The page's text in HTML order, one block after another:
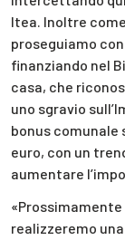
Itea. Inoltre
proseguiamo
finanziando nel
casa, che
uno sgravio
bonus comunale
euro, con un
aumentare
realizzeremo